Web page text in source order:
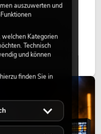
schaffen eine
das Ambiente und
Restaurants,
auf Messeständen:
heute längst zum
auszuwerten und
welchen Kategorien
Technisch
und können
finden Sie in